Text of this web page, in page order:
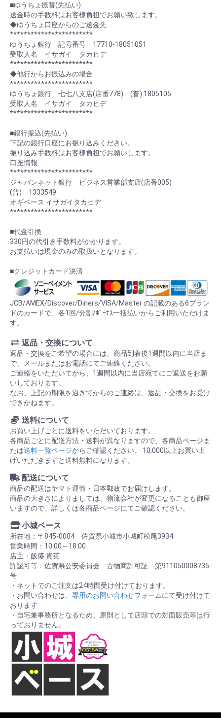
■ゆうちょ振替(先払い)
送金時の手数料はお客様負担でお願い致します。
◆ゆうちょ口座からのご送金先
************************
ゆうちょ銀行 記号番号 17710-18051051
受取人名 イサガイ タカヒデ
************************
◆他行からお振込みの場合
************************
ゆうちょ銀行 七七八支店(店番778) (普) 1805105
受取人名 イサガイ タカヒデ
************************
■銀行振込(先払い)
下記の銀行口座にお振り込みください。
振り込み手数料はお客様負担でお願いします。
口座情報
************************
ジャパンネット銀行 ビジネス営業部支店(店番005)
(普) 1333549
オギベース イサガイタカヒデ
************************
■代金引換
330円の代引き手数料がかかります。
お支払いは現金のみの取扱いとなります。
■クレジットカード決済
JCB/AMEX/Discover/Diners/VISA/Master の記載のある6ブラン
ドのカードで、各1回/分割/ﾎﾞｰﾅｽ一括払いからご利用いただけま
す。
返品・交換について
返品・交換をご希望の場合には、商品到着後1週間以内に当店ま
で、メールまたはお電話にてご連絡ください。
ご連絡をいただいてから、1週間以内に当店宛てにご返送をお願
いしております。
なお、上記の期限を過ぎてからのご連絡は、返品・交換をお受け
できかねます。
送料について
お買い上げごとに送料をいただいております。
各商品ごとに配送方法・送料が異なりますので、各商品ページま
たは送料一覧ページからご確認ください。 10,000以上お買い上
げいただきますと送料無料になります。
配送について
商品の配送はヤマト運輸・日本郵政でお届けします。
商品の大きさによりましては、物流会社が変更になることも御座
いますので、詳しくは各商品ページにてご確認ください。
小城ベース
所在地：〒845-0004 佐賀県小城市小城町松尾3934
営業時間：10:00～18:00
店主：飯盛 貴英
許認可等：佐賀県公安委員会 古物商許可証 第911050008735
号
・ネットでのご注文は24時間受け付けております。
・お問い合わせは、 専用のお問い合わせフォームにて受け付けて
おります
・自宅兼事務所となるため、原則として店頭での対面販売等は行
っておりません。